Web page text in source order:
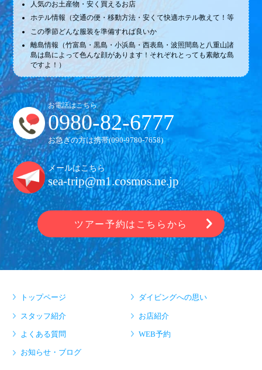
人気のお土産物・安く買えるお店
ホテル情報（交通の便・移動方法・安くて快適ホテル教えて！等
この季節どんな服装を準備すれば良いか
離島情報（竹富島・黒島・小浜島・西表島・波照間島と八重山諸
島は島によって色んな顔があります！それぞれとっても素敵な島
ですよ！）
お電話はこちら
0980-82-6777
お急ぎの方は携帯(090-9780-7658)
メールはこちら
sea-trip@m1.cosmos.ne.jp
ツアー予約はこちらから
トップページ ダイビングへの思い
スタッフ紹介 お店紹介
よくある質問 WEB予約
お知らせ・ブログ